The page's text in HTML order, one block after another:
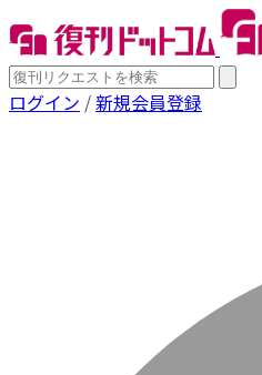
ログイン /新規会員登録